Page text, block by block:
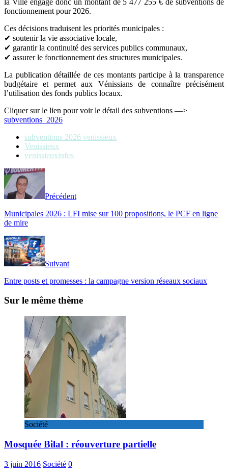
fonctionnement pour 2026.
Ces décisions traduisent les priorités municipales :
✔ soutenir la vie associative locale,
✔ garantir la continuité des services publics communaux,
✔ assurer le fonctionnement des structures municipales.
La publication détaillée de ces montants participe à la transparence
budgétaire et permet aux Vénissians de connaître précisément
l’utilisation des fonds publics locaux.
Cliquer sur le lien pour voir le détail des subventions —>
subventions_2026
subventions 2026 venissieux
Venissieux
venissieuxinfos
Précédent
Municipales 2026 : LFI mise sur 100 propositions, le PCF en ligne
de mire
Suivant
Entre posts et promesses : la campagne version réseaux sociaux
Sur le même thème
Société
Mosquée Bilal : réouverture partielle
3 juin 2016 Société 0